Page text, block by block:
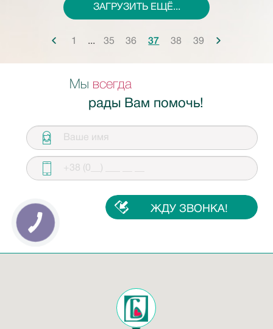
ЗАГРУЗИТЬ ЕЩЁ...
...
Мы всегда
рады Вам помочь!